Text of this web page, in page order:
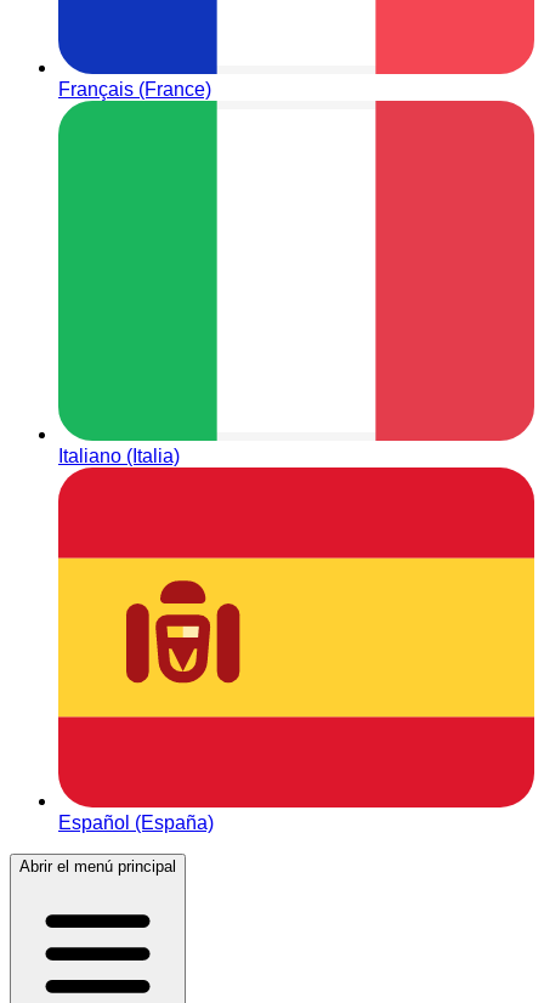
Français (France)
Italiano (Italia)
Español (España)
Abrir el menú principal